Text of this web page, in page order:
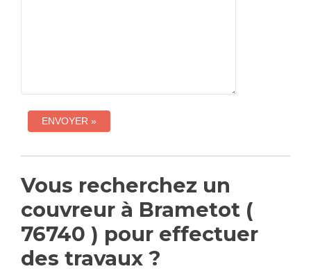
Vous recherchez un
couvreur à Brametot (
76740 ) pour effectuer
des travaux ?